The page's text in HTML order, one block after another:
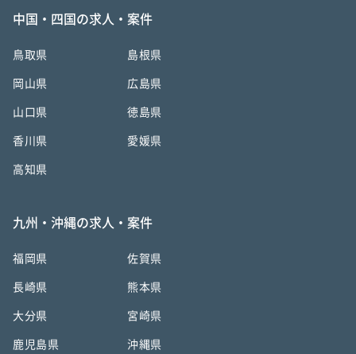
中国・四国の求人・案件
鳥取県 島根県
岡山県 広島県
山口県 徳島県
香川県 愛媛県
高知県
九州・沖縄の求人・案件
福岡県 佐賀県
長崎県 熊本県
大分県 宮崎県
鹿児島県 沖縄県